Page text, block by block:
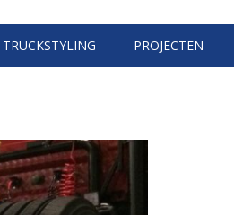
TRUCKSTYLING PROJECTEN